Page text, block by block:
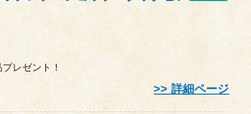
レゼント！
詳細ページ